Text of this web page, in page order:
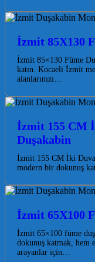
İzmit 85X130
İzmit 85×130 Füme
katın. Kocaeli İzmit
alanlarınızı…
İzmit 155 CM
Duşakabin
İzmit 155 CM İki
modern bir dokunuş
İzmit 65X100
İzmit 65×100 füme
dokunuş katmak, hem
arayanlar için…